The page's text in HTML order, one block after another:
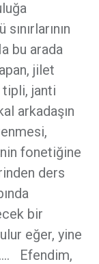
bu arada
jilet
tipli, janti
arkadaşın
fonetiğine
ders
bir
eğer, yine
Efendim,